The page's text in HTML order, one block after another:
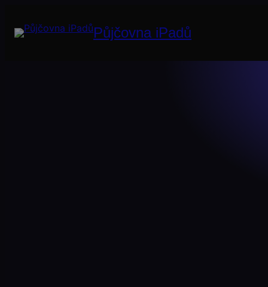
Půjčovna iPadů